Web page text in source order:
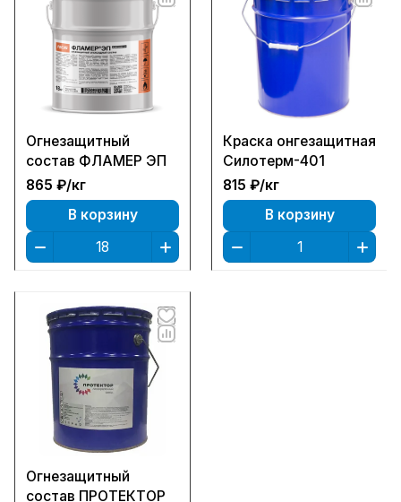
Огнезащитный
состав ФЛАМЕР ЭП
865 ₽/кг
В корзину
Краска онгезащитная
Силотерм-401
815 ₽/кг
В корзину
Огнезащитный
состав ПРОТЕКТОР